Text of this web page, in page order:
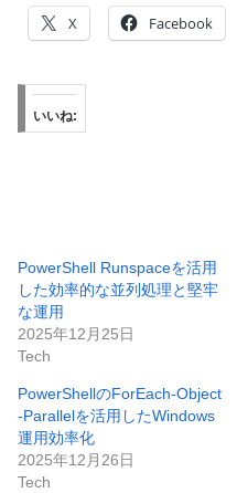
X Facebook
いいね:
PowerShell Runspaceを活用
した効率的な並列処理と堅牢
な運用
2025年12月25日
Tech
PowerShellのForEach-Object
-Parallelを活用したWindows
運用効率化
2025年12月26日
Tech